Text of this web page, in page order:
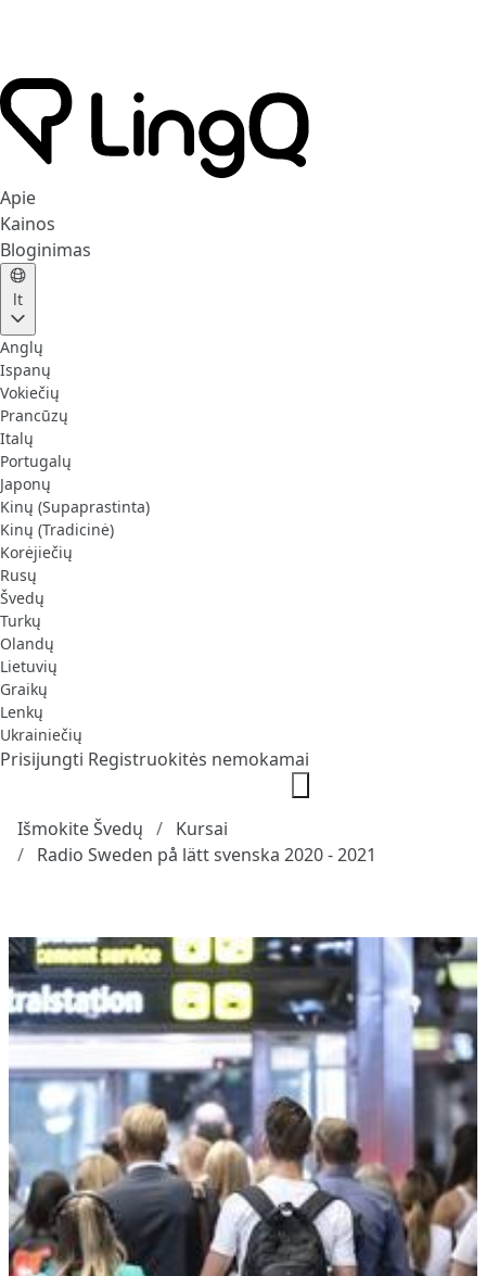
Apie
Kainos
Bloginimas
lt
Anglų
Ispanų
Vokiečių
Prancūzų
Italų
Portugalų
Japonų
Kinų (Supaprastinta)
Kinų (Tradicinė)
Korėjiečių
Rusų
Švedų
Turkų
Olandų
Lietuvių
Graikų
Lenkų
Ukrainiečių
Prisijungti Registruokitės nemokamai
Išmokite Švedų
Kursai
Radio Sweden på lätt svenska 2020 - 2021